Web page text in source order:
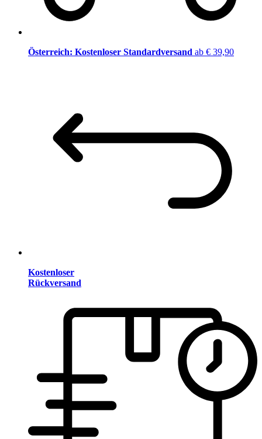
Österreich: Kostenloser Standardversand ab € 39,90
Kostenloser
Rückversand